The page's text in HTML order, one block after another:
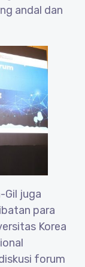
andal dan
Gil juga
para
Korea
forum